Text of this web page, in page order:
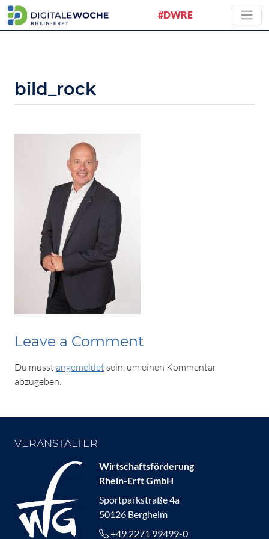
#DWRE
bild_rock
Leave a Comment
Du musst angemeldet sein, um einen Kommentar
abzugeben.
VERANSTALTER
Wirtschaftsförderung
Rhein-Erft GmbH
Sportparkstraße 4a
50126 Bergheim
+49 2271 99499-0